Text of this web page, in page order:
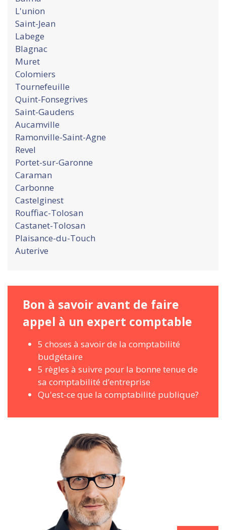
L'union
Saint-Jean
Labege
Blagnac
Muret
Colomiers
Tournefeuille
Quint-Fonsegrives
Saint-Gaudens
Aucamville
Ramonville-Saint-Agne
Revel
Portet-sur-Garonne
Caraman
Carbonne
Castelginest
Rouffiac-Tolosan
Castanet-Tolosan
Plaisance-du-Touch
Auterive
Bon à savoir avant de faire
appel à un expert comptable
5 choses à savoir de la comptabilité
budgétaire
5 règles à suivre pour la bonne tenue de
sa comptabilité d’entreprise
Qu'est-ce que la comptabilité publique?